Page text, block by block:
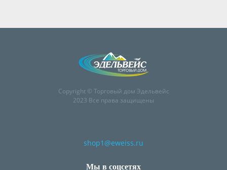
Copyright © Торговый дом Эдельвейс
2023 Все права защищены
shop1@eweiss.ru
Мы в соцсетях